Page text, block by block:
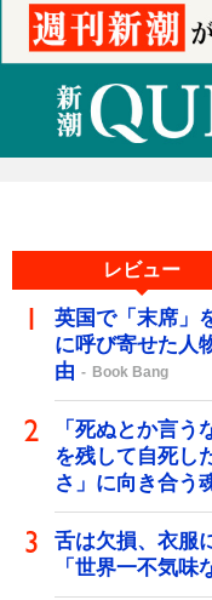
レビュー
英国で「末席」
に呼び寄せた人
由
Book Bang
「死ぬとか言
を残して自死し
さ」に向き合う
舌は欠損、衣服
「世界一不気味